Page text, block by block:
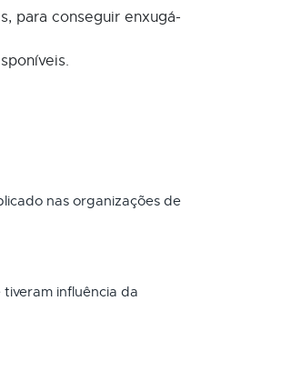
para conseguir enxugá-
nas organizações de
influência da